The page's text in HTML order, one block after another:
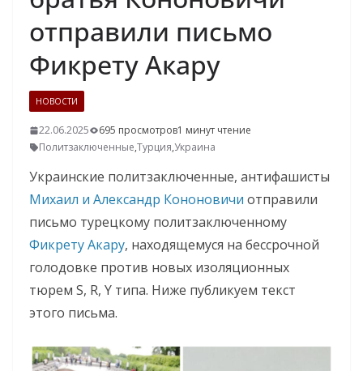
отправили письмо
Фикрету Акару
НОВОСТИ
22.06.2025 695 просмотров1 минут чтение
Политзаключенные,Турция,Украина
Украинские политзаключенные, антифашисты
Михаил и Александр Кононовичи отправили
письмо турецкому политзаключенному
Фикрету Акару, находящемуся на бессрочной
голодовке против новых изоляционных
тюрем S, R, Y типа. Ниже публикуем текст
этого письма.